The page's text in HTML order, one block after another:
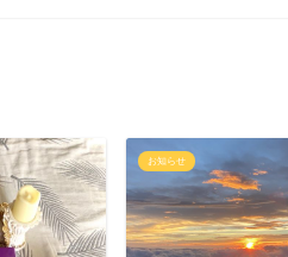
お知らせ